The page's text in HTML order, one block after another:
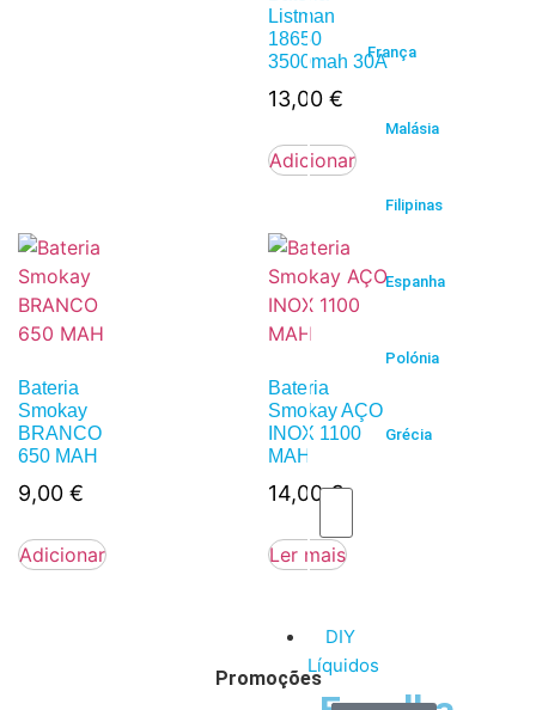
França
Malásia
Filipinas
Espanha
Polónia
Grécia
DIY
Líquidos
Listman
18650
3500mah 30A
13,00 €
Adicionar
Bateria
Smokay
BRANCO
650 MAH
9,00 €
Adicionar
Bateria
Smokay AÇO
INOX 1100
MAH
14,00€
Ler mais
Promoções